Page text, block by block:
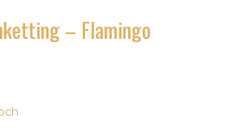
– Flamingo